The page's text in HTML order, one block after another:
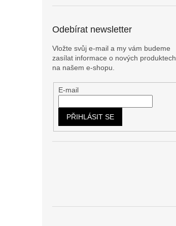
Odebírat newsletter
Vložte svůj e-mail a my vám budeme
zasílat informace o nových produktech
na našem e-shopu.
E-mail
PŘIHLÁSIT SE